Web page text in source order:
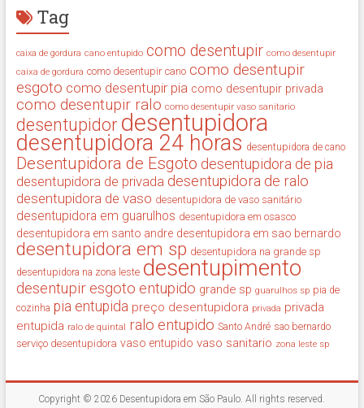
Tag
caixa de gordura cano entupido como desentupir como desentupir
caixa de gordura como desentupir cano como desentupir
esgoto como desentupir pia como desentupir privada
como desentupir ralo como desentupir vaso sanitario
desentupidor desentupidora
desentupidora 24 horas desentupidora de cano
Desentupidora de Esgoto desentupidora de pia
desentupidora de privada desentupidora de ralo
desentupidora de vaso desentupidora de vaso sanitário
desentupidora em guarulhos desentupidora em osasco
desentupidora em santo andre desentupidora em sao bernardo
desentupidora em sp desentupidora na grande sp
desentupidora na zona leste desentupimento
desentupir esgoto entupido grande sp guarulhos sp pia de
cozinha pia entupida preço desentupidora privada privada
entupida ralo de quintal ralo entupido Santo André sao bernardo
serviço desentupidora vaso entupido vaso sanitario zona leste sp
Copyright © 2026 Desentupidora em São Paulo. All rights reserved.